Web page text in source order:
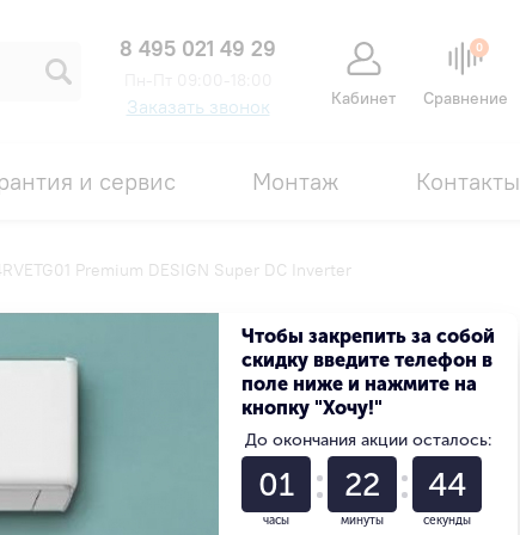
8 495 021 49 29
Заказать звонок Кабинет
0
Сравнение
и сервис Монтаж Контакты
Premium DESIGN Super DC Inverter
DC Inverter
Получить скидку
Чтобы закрепить за собой
скидку введите телефон в
поле ниже и нажмите на
кнопку "Хочу!"
До окончания акции осталось:
01
часы
22
минуты
43
секунды